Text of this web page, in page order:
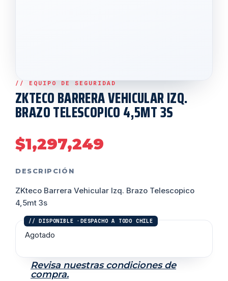
ZKTECO BARRERA VEHICULAR IZQ.
BRAZO TELESCOPICO 4,5MT 3S
$1,297,249
DESCRIPCIÓN
ZKteco Barrera Vehicular Izq. Brazo Telescopico
4,5mt 3s
Agotado
Revisa nuestras condiciones de
compra.